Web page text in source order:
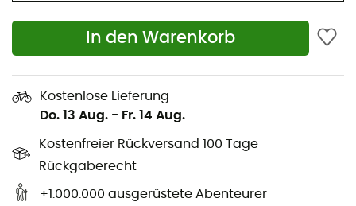
In den Warenkorb
Kostenlose Lieferung
Do. 13 Aug. - Fr. 14 Aug.
Kostenfreier Rückversand 100 Tage
Rückgaberecht
+1.000.000 ausgerüstete Abenteurer
Leichte und sehr elastische Polartec® Power Grid™
Gemischter recycelter Polyester
Schnelltrocknend und atmungsaktiv
Anliegende Kapuze, die unter einem Helm
getragen werden kann